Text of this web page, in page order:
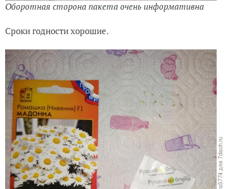
Оборотная сторона пакета очень информативна
Сроки годности хорошие.